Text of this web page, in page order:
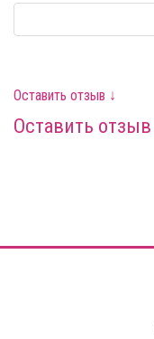
Оставить отзыв ↓
Оставить отзыв